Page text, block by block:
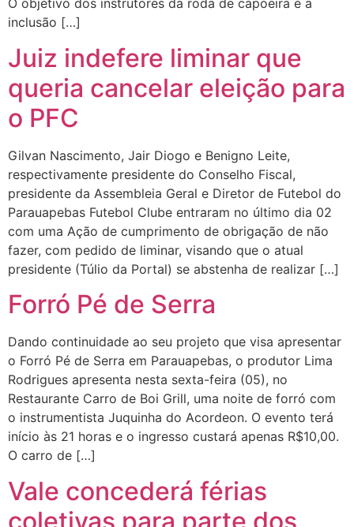
O objetivo dos instrutores da roda de capoeira é a
inclusão […]
Juiz indefere liminar que
queria cancelar eleição para
o PFC
Gilvan Nascimento, Jair Diogo e Benigno Leite,
respectivamente presidente do Conselho Fiscal,
presidente da Assembleia Geral e Diretor de Futebol do
Parauapebas Futebol Clube entraram no último dia 02
com uma Ação de cumprimento de obrigação de não
fazer, com pedido de liminar, visando que o atual
presidente (Túlio da Portal) se abstenha de realizar […]
Forró Pé de Serra
Dando continuidade ao seu projeto que visa apresentar
o Forró Pé de Serra em Parauapebas, o produtor Lima
Rodrigues apresenta nesta sexta-feira (05), no
Restaurante Carro de Boi Grill, uma noite de forró com
o instrumentista Juquinha do Acordeon. O evento terá
início às 21 horas e o ingresso custará apenas R$10,00.
O carro de […]
Vale concederá férias
coletivas para parte dos